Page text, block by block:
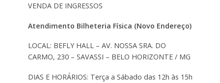
VENDA DE INGRESSOS
Atendimento Bilheteria Física (Novo Endereço)
LOCAL: BEFLY HALL – AV. NOSSA SRA. DO
CARMO, 230 – SAVASSI – BELO HORIZONTE / MG
DIAS E HORÁRIOS: Terça a Sábado das 12h às 15h